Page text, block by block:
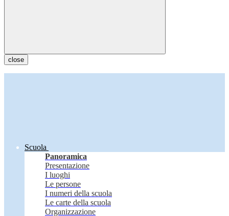
close
Scuola
Panoramica
Presentazione
I luoghi
Le persone
I numeri della scuola
Le carte della scuola
Organizzazione